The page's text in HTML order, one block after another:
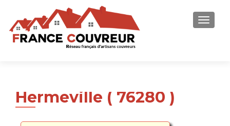
Hermeville ( 76280 )